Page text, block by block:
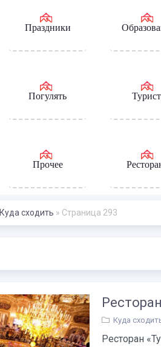
Праздники
Погулять
Прочее
Куда сходить » Страница 293
Куда
Ресторан